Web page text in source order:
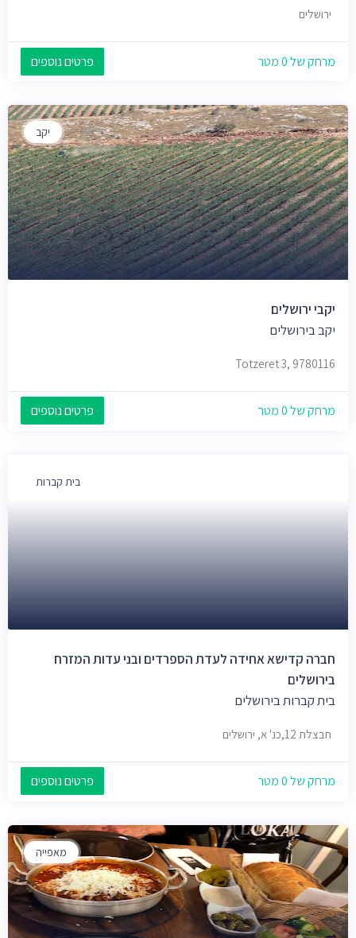
ירושלים
מרחק של 0 מטר פרטים נוספים
יקב
יקבי ירושלים
יקב בירושלים
Totzeret 3, 9780116
מרחק של 0 מטר פרטים נוספים
בית קברות
חברה קדישא אחידה לעדת הספרדים ובני עדות המזרח
בירושלים
בית קברות בירושלים
חבצלת 12,כנ' א, ירושלים
מרחק של 0 מטר פרטים נוספים
מאפייה